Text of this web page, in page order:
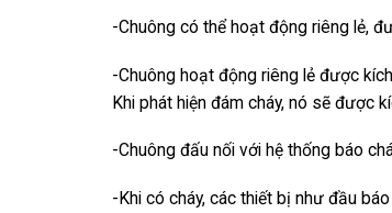
-Chuông có thể hoạt động riêng lẻ,
-Chuông hoạt động riêng lẻ được
Khi phát hiện đám cháy, nó sẽ được
-Chuông đấu nối với hệ thống báo
-Khi có cháy, các thiết bị như đầu